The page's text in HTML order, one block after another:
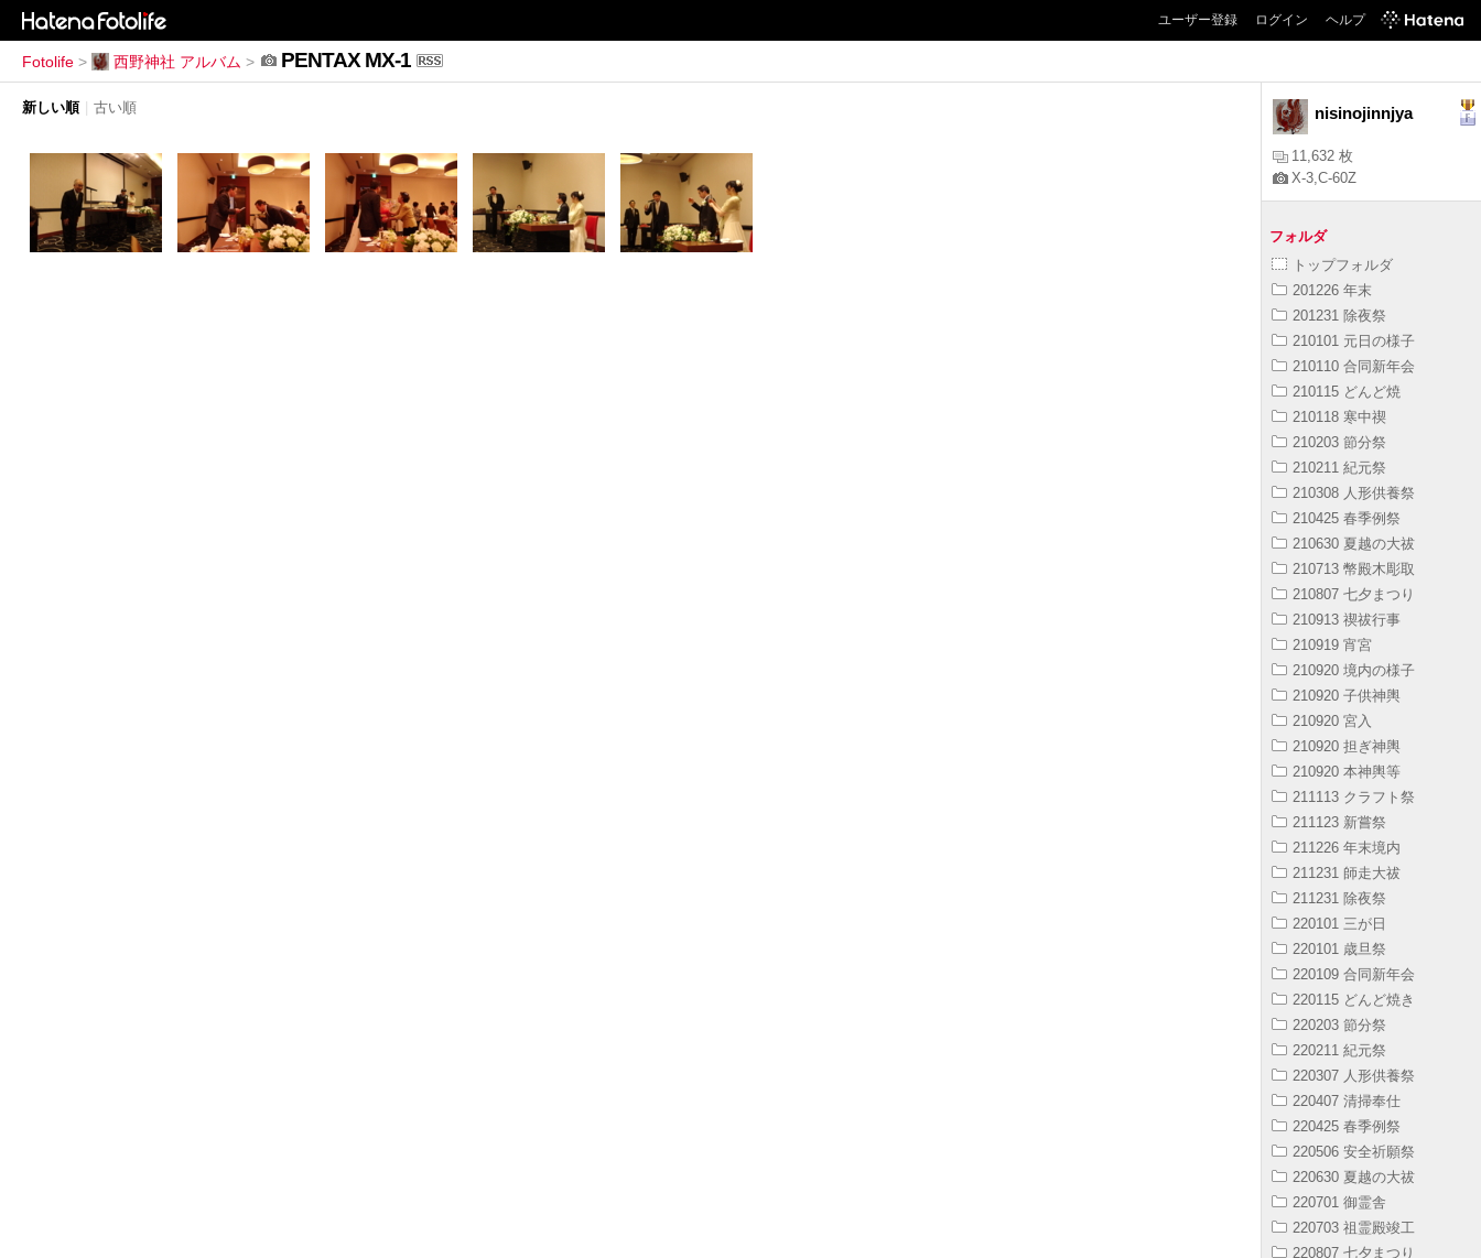
ユーザー登録 ログイン ヘルプ
Fotolife > 西野神社 アルバム > PENTAX MX-1
新しい順 | 古い順 nisinojinnjya
11,632 枚
X-3,C-60Z
フォルダ
トップフォルダ
201226 年末
201231 除夜祭
210101 元日の様子
210110 合同新年会
210115 どんど焼
210118 寒中禊
210203 節分祭
210211 紀元祭
210308 人形供養祭
210425 春季例祭
210630 夏越の大祓
210713 幣殿木彫取
210807 七夕まつり
210913 禊祓行事
210919 宵宮
210920 境内の様子
210920 子供神輿
210920 宮入
210920 担ぎ神輿
210920 本神輿等
211113 クラフト祭
211123 新嘗祭
211226 年末境内
211231 師走大祓
211231 除夜祭
220101 三が日
220101 歳旦祭
220109 合同新年会
220115 どんど焼き
220203 節分祭
220211 紀元祭
220307 人形供養祭
220407 清掃奉仕
220425 春季例祭
220506 安全祈願祭
220630 夏越の大祓
220701 御霊舎
220703 祖霊殿竣工
220807 七夕まつり